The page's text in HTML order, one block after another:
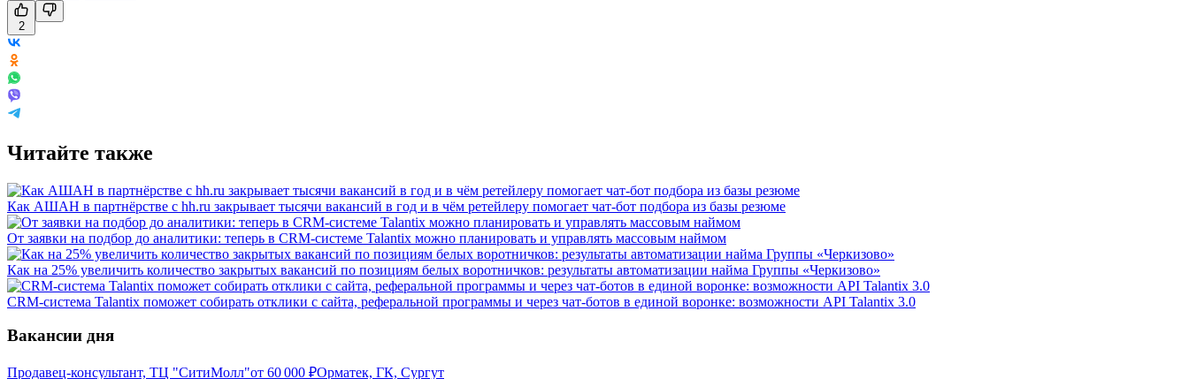
2
Читайте также
Как АШАН в партнёрстве с hh.ru закрывает тысячи вакансий в год и в чём ретейлеру помогает чат-бот подбора из базы резюме
От заявки на подбор до аналитики: теперь в CRM-системе Talantix можно планировать и управлять массовым наймом
Как на 25% увеличить количество закрытых вакансий по позициям белых воротничков: результаты автоматизации найма Группы «Черкизово»
CRM-система Talantix поможет собирать отклики с сайта, реферальной программы и через чат-ботов в единой воронке: возможности API Talantix 3.0
Вакансии дня
Продавец-консультант, ТЦ "СитиМолл"от 60 000 ₽Орматек, ГК, Сургут